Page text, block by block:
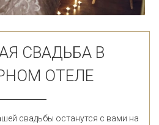
СВАДЬБА В
ОТЕЛЕ
свадьбы останутся с вами на